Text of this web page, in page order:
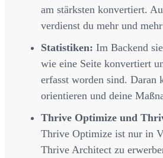
am stärksten konvertiert.
verdienst du mehr und
Statistiken: Im Backend
wie eine Seite konvertiert
erfasst worden sind. Daran
orientieren und deine
Thrive Optimize und
Thrive Optimize ist nur in
Thrive Architect zu